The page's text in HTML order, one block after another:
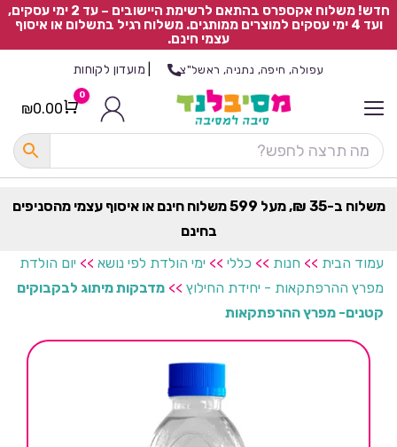
חדש! משלוח אקספרס בהתאם לרשימת היישובים – עד 2 ימי עסקים,
ועד 4 ימי עסקים למוצרים ממותגים. משלוח רגיל בתשלום או איסוף
עצמי חינם.
עפולה, חיפה, נתניה, ראשל"צ מועדון לקוחות
Cart
0
₪0.00
משלוח ב-35 ₪, מעל 599 משלוח חינם או איסוף עצמי מהסניפים
בחינם
עמוד הבית >> חנות >> כללי >> ימי הולדת לפי נושא >> יום הולדת
מפרץ ההרפתקאות - יחידת החילוץ >> מדבקות מיתוג לבקבוקים
קטנים- מפרץ ההרפתקאות